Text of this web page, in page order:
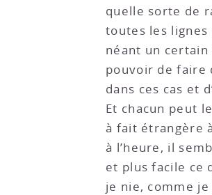
quelle sorte de
toutes les lignes
néant un
pouvoir de faire
dans ces cas et
Et chacun peut
à fait étrangère
à l’heure, il
et plus facile ce
je nie, comme